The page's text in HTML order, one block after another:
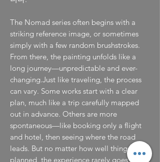
The Nomad series often begins with a
striking reference image, or sometimes
simply with a few random brushstrokes.
From there, the painting unfolds like a
long journey—unpredictable and ever-
changing.Just like traveling, the process
can vary. Some works start with a clear
plan, much like a trip carefully mapped
out in advance. Others are more
spontaneous—like booking only a flight
and hotel, then seeing where the road
leads. But no matter how well things are
planned, the experience rarely goes